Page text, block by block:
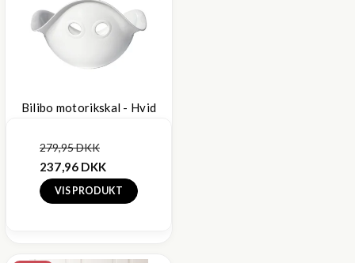
Bilibo motorikskal - Hvid
279,95 DKK
237,96 DKK
VIS PRODUKT